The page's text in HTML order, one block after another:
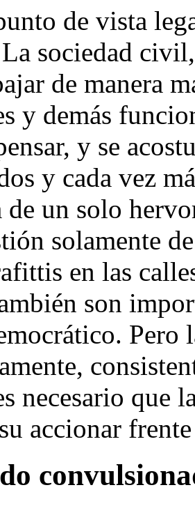
de vista
sociedad
de manera
y demás
y se
y cada vez
de un solo
solamente
en las
son
Pero
necesario que
accionar